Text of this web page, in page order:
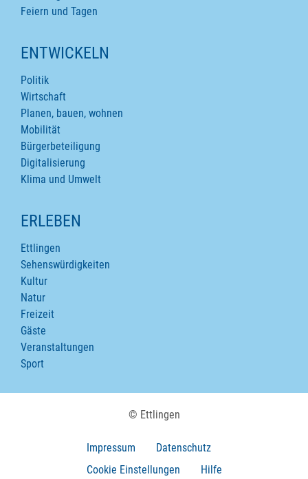
Feiern und Tagen
ENTWICKELN
Politik
Wirtschaft
Planen, bauen, wohnen
Mobilität
Bürgerbeteiligung
Digitalisierung
Klima und Umwelt
ERLEBEN
Ettlingen
Sehenswürdigkeiten
Kultur
Natur
Freizeit
Gäste
Veranstaltungen
Sport
© Ettlingen
Impressum
Datenschutz
Cookie Einstellungen
Hilfe